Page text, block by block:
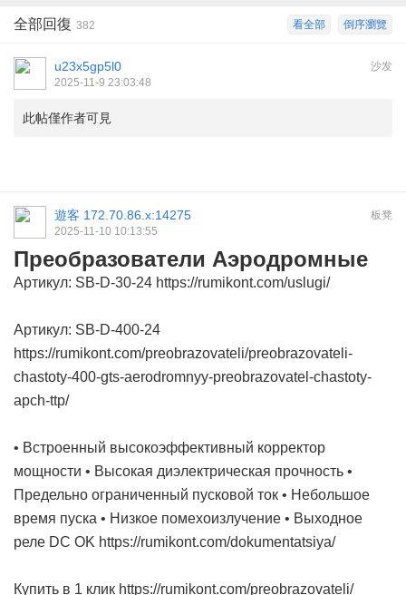
倒序瀏覽
看全部
全部回復 382
沙发
u23x5gp5l0
2025-11-9 23:03:48
此帖僅作者可見
板凳
遊客 172.70.86.x:14275
2025-11-10 10:13:55
Преобразователи Аэродромные
Артикул: SB-D-30-24 https://rumikont.com/uslugi/
Артикул: SB-D-400-24
https://rumikont.com/preobrazovateli/preobrazovateli-
chastoty-400-gts-aerodromnyy-preobrazovatel-chastoty-
apch-ttp/
• Встроенный высокоэффективный корректор
мощности • Высокая диэлектрическая прочность •
Предельно ограниченный пусковой ток • Небольшое
время пуска • Низкое помехоизлучение • Выходное
реле DC OK https://rumikont.com/dokumentatsiya/
Купить в 1 клик https://rumikont.com/preobrazovateli/